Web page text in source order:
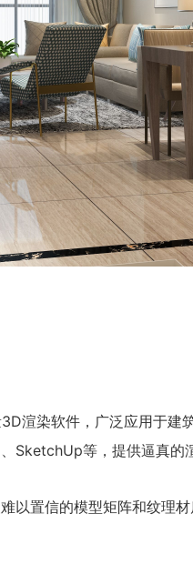
渲染软件，广泛应用于建
SketchUp等，提供逼真的
以置信的模型矩阵和纹理材